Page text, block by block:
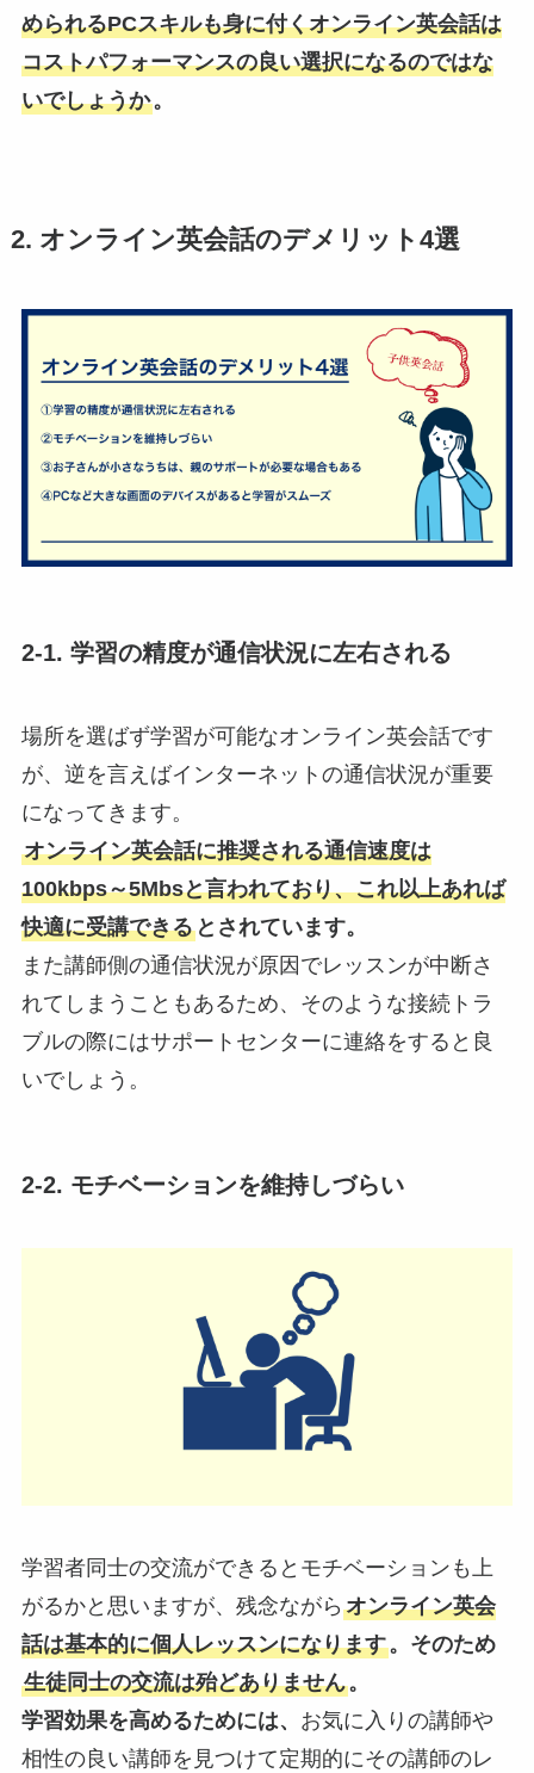
められるPCスキルも身に付くオンライン英会話は
コストパフォーマンスの良い選択になるのではな
いでしょうか。
2. オンライン英会話のデメリット4選
2-1. 学習の精度が通信状況に左右される
場所を選ばず学習が可能なオンライン英会話です
が、逆を言えばインターネットの通信状況が重要
になってきます。
オンライン英会話に推奨される通信速度は
100kbps～5Mbsと言われており、これ以上あれば
快適に受講できるとされています。
また講師側の通信状況が原因でレッスンが中断さ
れてしまうこともあるため、そのような接続トラ
ブルの際にはサポートセンターに連絡をすると良
いでしょう。
2-2. モチベーションを維持しづらい
学習者同士の交流ができるとモチベーションも上
がるかと思いますが、残念ながら オンライン英会
話は基本的に個人レッスンになります。そのため
生徒同士の交流は殆どありません。
学習効果を高めるためには、 お気に入りの講師や
相性の良い講師を見つけて定期的にその講師のレ